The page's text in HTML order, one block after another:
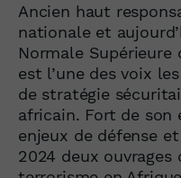
Ancien haut
nationale et
Normale Supérieure
est l’une des voix
de stratégie
africain. Fort de
enjeux de défense
2024 deux ouvrages